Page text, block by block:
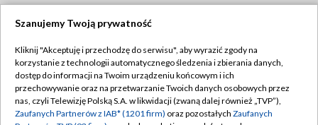
TVP
Abonament TVP
Emisja w TVP
Regulamin TVP
Polityka prywatności
Szanujemy Twoją prywatność
Kliknij "Akceptuję i przechodzę do serwisu", aby wyrazić zgody na
korzystanie z technologii automatycznego śledzenia i zbierania danych,
dostęp do informacji na Twoim urządzeniu końcowym i ich
przechowywanie oraz na przetwarzanie Twoich danych osobowych przez
nas, czyli Telewizję Polską S.A. w likwidacji (zwaną dalej również „TVP”),
Zaufanych Partnerów z IAB* (1201 firm) oraz pozostałych Zaufanych